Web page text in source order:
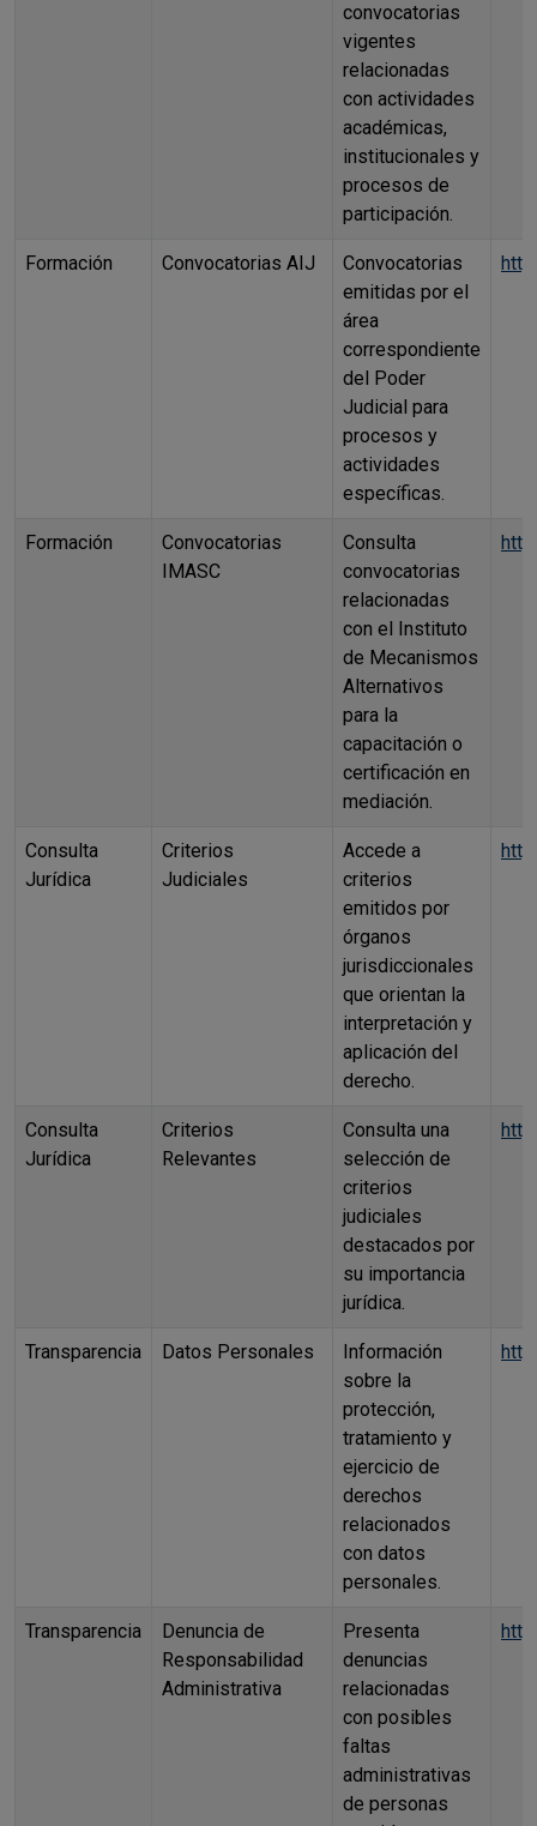
convocatorias
vigentes
relacionadas
con actividades
académicas,
institucionales y
procesos de
participación.
Formación Convocatorias AIJ
Convocatorias
emitidas por el
área
correspondiente
del Poder
Judicial para
procesos y
actividades
específicas.
Formación
Convocatorias
IMASC
Consulta
convocatorias
relacionadas
con el Instituto
de Mecanismos
Alternativos
para la
capacitación o
certificación en
mediación.
Consulta
Jurídica
Criterios
Judiciales
Accede a
criterios
emitidos por
órganos
jurisdiccionales
que orientan la
interpretación y
aplicación del
derecho.
Consulta
Jurídica
Criterios
Relevantes
Consulta una
selección de
criterios
judiciales
destacados por
su importancia
jurídica.
Transparencia Datos Personales
Información
sobre la
protección,
tratamiento y
ejercicio de
derechos
relacionados
con datos
personales.
Transparencia
Denuncia de
Responsabilidad
Administrativa
Presenta
denuncias
relacionadas
con posibles
faltas
administrativas
de personas